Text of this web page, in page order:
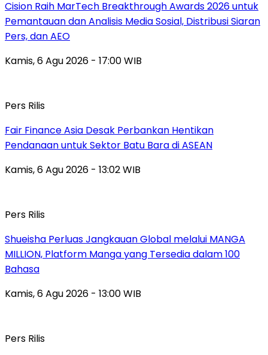
Cision Raih MarTech Breakthrough Awards 2026 untuk
Pemantauan dan Analisis Media Sosial, Distribusi Siaran
Pers, dan AEO
Kamis, 6 Agu 2026 - 17:00 WIB
Pers Rilis
Fair Finance Asia Desak Perbankan Hentikan
Pendanaan untuk Sektor Batu Bara di ASEAN
Kamis, 6 Agu 2026 - 13:02 WIB
Pers Rilis
Shueisha Perluas Jangkauan Global melalui MANGA
MILLION, Platform Manga yang Tersedia dalam 100
Bahasa
Kamis, 6 Agu 2026 - 13:00 WIB
Pers Rilis